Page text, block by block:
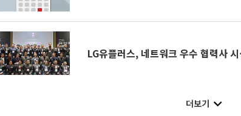
LG유플러스, 네트워크 우수 협력사
더보기